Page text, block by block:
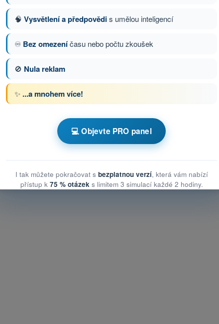
14 z 88 Další otázka
drony STS - specifická kategorie UAS
opatření ke zmírnění rizik ve vzduchu
ke zmírnění rizik ve vzduchu
opatření ke zmírnění rizik ve vzduchu
🧠 Vysvětlení a předpovědis umělou inteligencí
♾️ Bez omezeníčasu nebo počtu zkoušek
🚫 Nula reklam
✨ ...a mnohem více!
💻 Objevte PRO panel
I tak můžete pokračovat s bezplatnou verzí, která vám nabízí
přístup k 75 % otázeks limitem 3 simulací každé 2 hodiny.